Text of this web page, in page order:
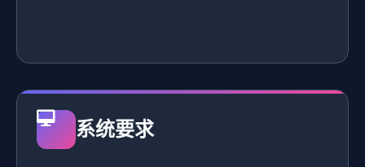
系统要求